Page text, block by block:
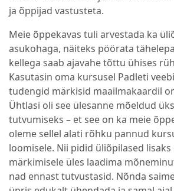
ja õppijad vastusteta.
Meie õppekavas tuli arvestada ka
asukohaga, näiteks pöörata
kellega saab ajavahe tõttu ühises
Kasutasin oma kursusel Padleti
tudengid märkisid maailmakaardil
Ühtlasi oli see ülesanne mõeldud
tutvumiseks – et see on ka meie
oleme sellel alati rõhku pannud
loomisele. Nii pidid üliõpilased lisaks
märkimisele üles laadima
nad ennast tutvustasid. Nõnda